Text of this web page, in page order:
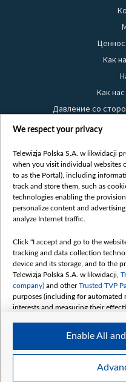
Как
Как
Давление со
Правила
My
We respect your privacy
Telewizja Polska S.A. w likwidacji
when you visit individual websites
to as the Portal), including
track and store them, such as
technologies enabling the
personalize content and
analyze Internet traffic.
Click "I accept and go to the
tracking and data collection
device and its storage, and to the
Telewizja Polska S.A. w likwidacji,
company) and otherTrusted TVP
purposes (including for automated
interests and measuring their
The purposes of processing your
follows:
Use limited data to select
Enable All